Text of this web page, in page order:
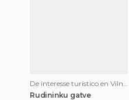
De interesse turístico en Vilnius
Rudininku gatve